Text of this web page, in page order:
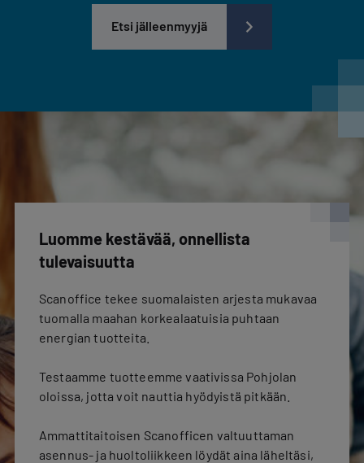
Etsi jälleenmyyjä
Luomme kestävää, onnellista
tulevaisuutta
Scanoffice tekee suomalaisten arjesta mukavaa
tuomalla maahan korkealaatuisia puhtaan
energian tuotteita.
Testaamme tuotteemme vaativissa Pohjolan
oloissa, jotta voit nauttia hyödyistä pitkään.
Ammattitaitoisen Scanofficen valtuuttaman
asennus- ja huoltoliikkeen löydät aina läheltäsi,